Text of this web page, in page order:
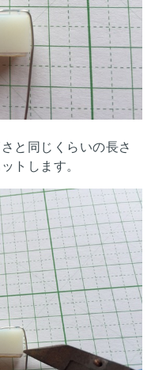
と同じくらいの長さ
トします。